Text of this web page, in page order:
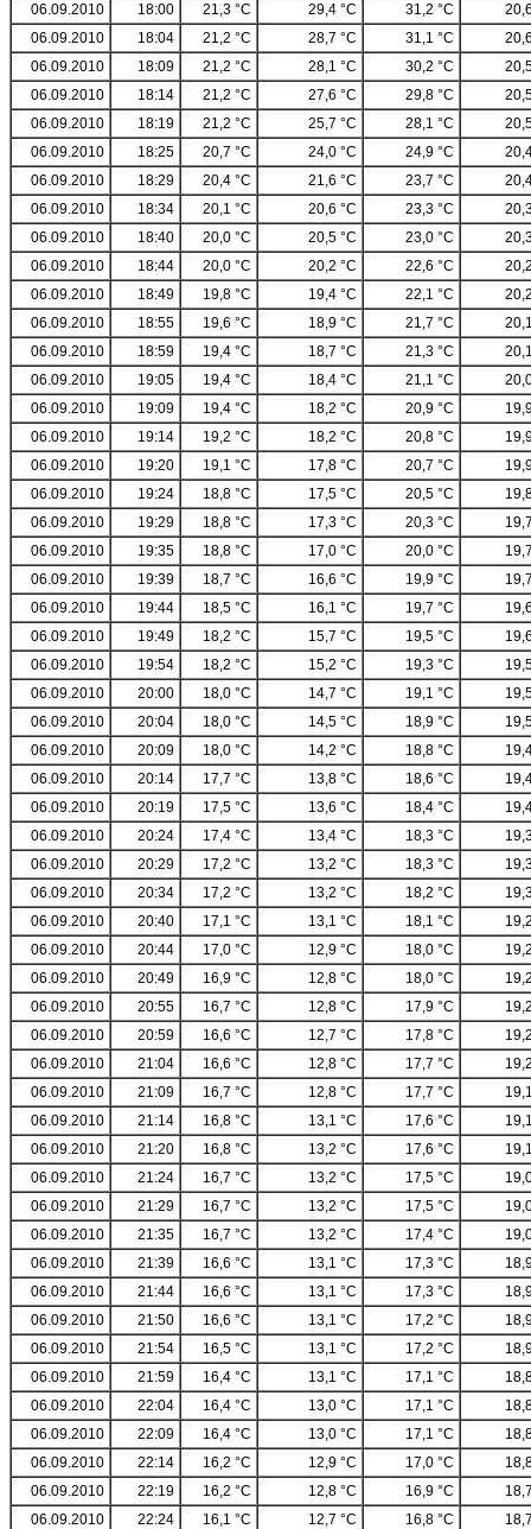
06.09.2010
18:00 21,3 °C 29,4 °C 31,2 °C
06.09.2010
18:04 21,2 °C 28,7 °C 31,1 °C
06.09.2010
18:09 21,2 °C 28,1 °C 30,2 °C
06.09.2010
18:14 21,2 °C 27,6 °C 29,8 °C
06.09.2010
18:19 21,2 °C 25,7 °C 28,1 °C
06.09.2010
18:25 20,7 °C 24,0 °C 24,9 °C
06.09.2010
18:29 20,4 °C 21,6 °C 23,7 °C
06.09.2010
18:34 20,1 °C 20,6 °C 23,3 °C
06.09.2010
18:40 20,0 °C 20,5 °C 23,0 °C
06.09.2010
18:44 20,0 °C 20,2 °C 22,6 °C
06.09.2010
18:49 19,8 °C 19,4 °C 22,1 °C
06.09.2010
18:55 19,6 °C 18,9 °C 21,7 °C
06.09.2010
18:59 19,4 °C 18,7 °C 21,3 °C
06.09.2010
19:05 19,4 °C 18,4 °C 21,1 °C
06.09.2010
19:09 19,4 °C 18,2 °C 20,9 °C
06.09.2010
19:14 19,2 °C 18,2 °C 20,8 °C
06.09.2010
19:20 19,1 °C 17,8 °C 20,7 °C
06.09.2010
19:24 18,8 °C 17,5 °C 20,5 °C
06.09.2010
19:29 18,8 °C 17,3 °C 20,3 °C
06.09.2010
19:35 18,8 °C 17,0 °C 20,0 °C
06.09.2010
19:39 18,7 °C 16,6 °C 19,9 °C
06.09.2010
19:44 18,5 °C 16,1 °C 19,7 °C
06.09.2010
19:49 18,2 °C 15,7 °C 19,5 °C
06.09.2010
19:54 18,2 °C 15,2 °C 19,3 °C
06.09.2010
20:00 18,0 °C 14,7 °C 19,1 °C
06.09.2010
20:04 18,0 °C 14,5 °C 18,9 °C
06.09.2010
20:09 18,0 °C 14,2 °C 18,8 °C
06.09.2010
20:14 17,7 °C 13,8 °C 18,6 °C
06.09.2010
20:19 17,5 °C 13,6 °C 18,4 °C
06.09.2010
20:24 17,4 °C 13,4 °C 18,3 °C
06.09.2010
20:29 17,2 °C 13,2 °C 18,3 °C
06.09.2010
20:34 17,2 °C 13,2 °C 18,2 °C
06.09.2010
20:40 17,1 °C 13,1 °C 18,1 °C
06.09.2010
20:44 17,0 °C 12,9 °C 18,0 °C
06.09.2010
20:49 16,9 °C 12,8 °C 18,0 °C
06.09.2010
20:55 16,7 °C 12,8 °C 17,9 °C
06.09.2010
20:59 16,6 °C 12,7 °C 17,8 °C
06.09.2010
21:04 16,6 °C 12,8 °C 17,7 °C
06.09.2010
21:09 16,7 °C 12,8 °C 17,7 °C
06.09.2010
21:14 16,8 °C 13,1 °C 17,6 °C
06.09.2010
21:20 16,8 °C 13,2 °C 17,6 °C
06.09.2010
21:24 16,7 °C 13,2 °C 17,5 °C
06.09.2010
21:29 16,7 °C 13,2 °C 17,5 °C
06.09.2010
21:35 16,7 °C 13,2 °C 17,4 °C
06.09.2010
21:39 16,6 °C 13,1 °C 17,3 °C
06.09.2010
21:44 16,6 °C 13,1 °C 17,3 °C
06.09.2010
21:50 16,6 °C 13,1 °C 17,2 °C
06.09.2010
21:54 16,5 °C 13,1 °C 17,2 °C
06.09.2010
21:59 16,4 °C 13,1 °C 17,1 °C
06.09.2010
22:04 16,4 °C 13,0 °C 17,1 °C
06.09.2010
22:09 16,4 °C 13,0 °C 17,1 °C
06.09.2010
22:14 16,2 °C 12,9 °C 17,0 °C
06.09.2010
22:19 16,2 °C 12,8 °C 16,9 °C
06.09.2010
22:24 16,1 °C 12,7 °C 16,8 °C